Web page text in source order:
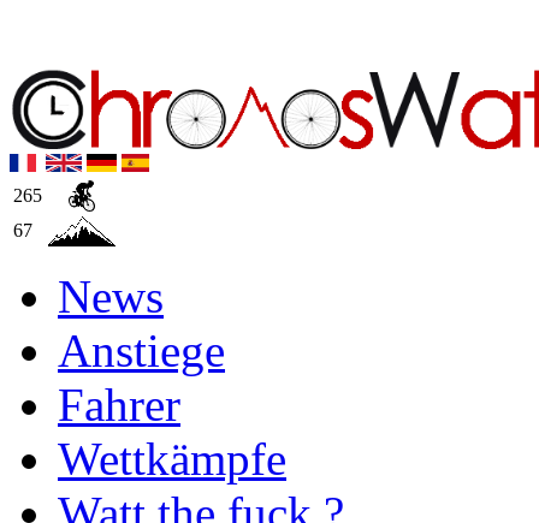
265
67
News
Anstiege
Fahrer
Wettkämpfe